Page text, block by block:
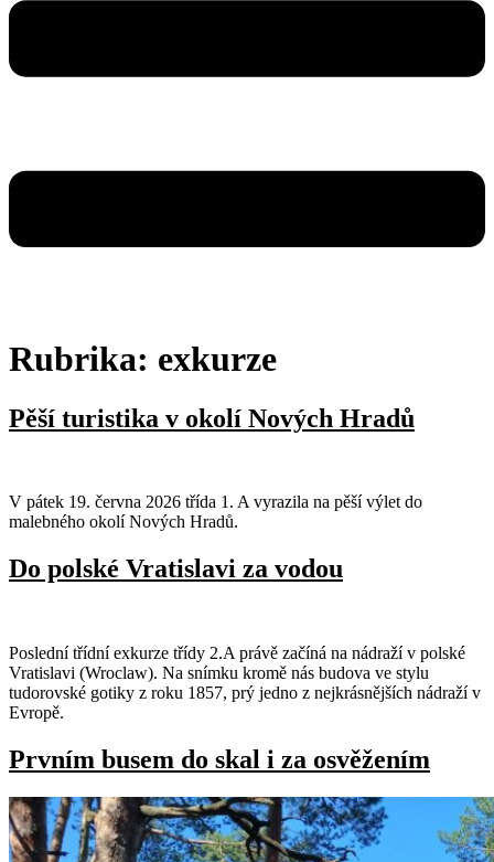
Rubrika: exkurze
Pěší turistika v okolí Nových Hradů
V pátek 19. června 2026 třída 1. A vyrazila na pěší výlet do
malebného okolí Nových Hradů.
Do polské Vratislavi za vodou
Poslední třídní exkurze třídy 2.A právě začíná na nádraží v polské
Vratislavi (Wroclaw). Na snímku kromě nás budova ve stylu
tudorovské gotiky z roku 1857, prý jedno z nejkrásnějších nádraží v
Evropě.
Prvním busem do skal i za osvěžením